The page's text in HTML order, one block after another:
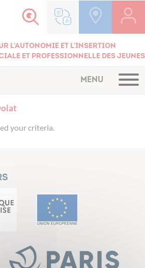
l'autonomie et l'insertion
et professionnelle des jeunes
MENU
your criteria.